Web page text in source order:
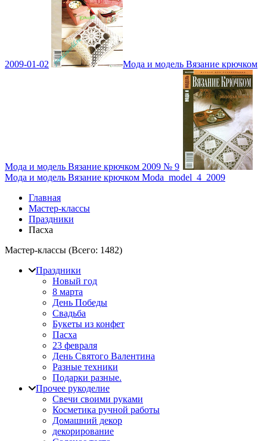
2009-01-02 Мода и модель Вязание крючком
Мода и модель Вязание крючком 2009 № 9
Мода и модель Вязание крючком Moda_model_4_2009
Главная
Мастер-классы
Праздники
Пасха
Мастер-классы (Всего: 1482)
Праздники
Новый год
8 марта
День Победы
Свадьба
Букеты из конфет
Пасха
23 февраля
День Святого Валентина
Разные техники
Подарки разные.
Прочее рукоделие
Свечи своими руками
Косметика ручной работы
Домашний декор
декорирование